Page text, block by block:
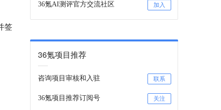
签
36氪AI测评官方交流社区 加入
36氪项目推荐
咨询项目审核和入驻 联系
36氪项目推荐订阅号 关注